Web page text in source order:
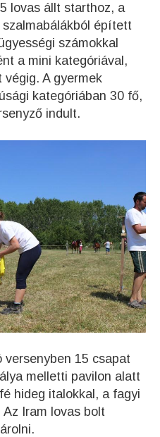
lovas állt starthoz, a
épített
számokkal
a mini kategóriával,
végig. A gyermek
kategóriában 30 fő,
indult.
versenyben 15 csapat
melletti pavilon alatt
hideg italokkal, a fagyi
Iram lovas bolt